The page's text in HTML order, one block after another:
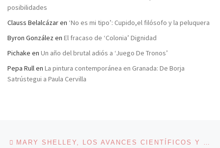
posibilidades
Clauss Belalcázaren ‘No es mi tipo’: Cupido,el filósofo y la peluquera
Byron González en El fracaso de ‘Colonia’ Dignidad
Pichake en Un año del brutal adiós a ‘Juego De Tronos’
Pepa Rullen La pintura contemporánea en Granada: De Borja
Satrústegui a Paula Cervilla
Navegación de entradas